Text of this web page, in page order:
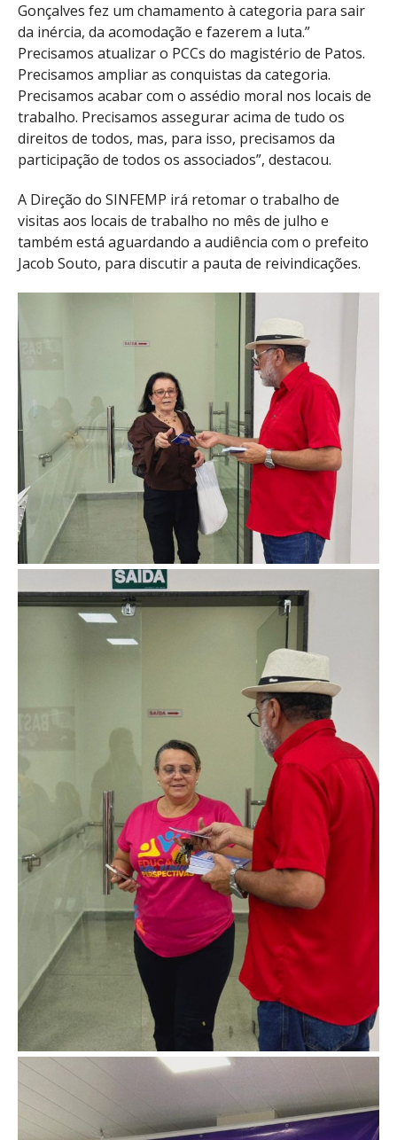
Gonçalves fez um chamamento à categoria para sair
da inércia, da acomodação e fazerem a luta.”
Precisamos atualizar o PCCs do magistério de Patos.
Precisamos ampliar as conquistas da categoria.
Precisamos acabar com o assédio moral nos locais de
trabalho. Precisamos assegurar acima de tudo os
direitos de todos, mas, para isso, precisamos da
participação de todos os associados”, destacou.
A Direção do SINFEMP irá retomar o trabalho de
visitas aos locais de trabalho no mês de julho e
também está aguardando a audiência com o prefeito
Jacob Souto, para discutir a pauta de reivindicações.